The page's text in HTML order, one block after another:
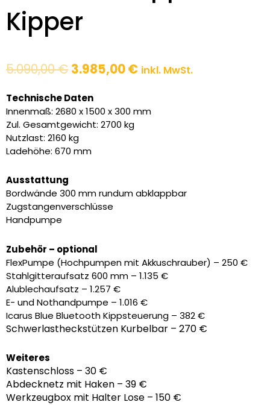
Kipper
5.090,00€ Ursprünglicher
war:
5.090,00 €
3.985,00€Aktueller
3.985,00 €.
inkl. MwSt.
Technische Daten
Innenmaß: 2680 x 1500 x 300 mm
Zul. Gesamtgewicht: 2700 kg
Nutzlast: 2160 kg
Ladehöhe: 670 mm
Ausstattung
Bordwände 300 mm rundum abklappbar
Zugstangenverschlüsse
Handpumpe
Zubehör – optional
FlexPumpe (Hochpumpen mit Akkuschrauber) – 250 €
Stahlgitteraufsatz 600 mm – 1.135 €
Alublechaufsatz – 1.257 €
E- und Nothandpumpe – 1.016 €
Icarus Blue Bluetooth Kippsteuerung – 382 €
Schwerlastheckstützen Kurbelbar – 270 €
Weiteres
Kastenschloss – 30 €
Abdecknetz mit Haken – 39 €
Werkzeugbox mit Halter Lose – 150 €